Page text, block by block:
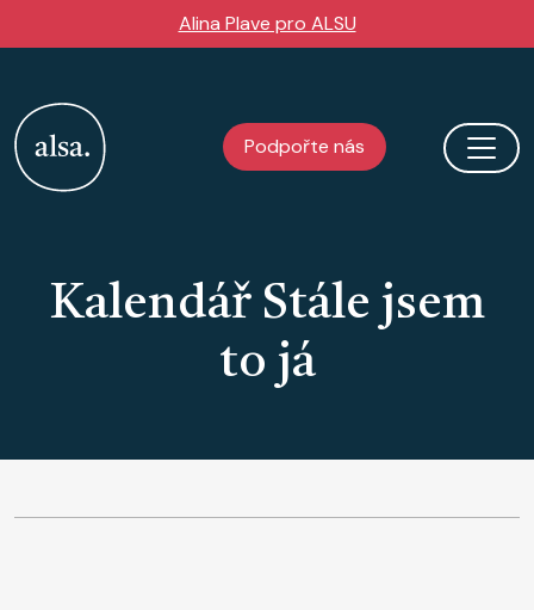
Přejít k hlavnímu obsahuAlina Plave pro ALSU
Podpořte nás
Kalendář Stále jsem
to já